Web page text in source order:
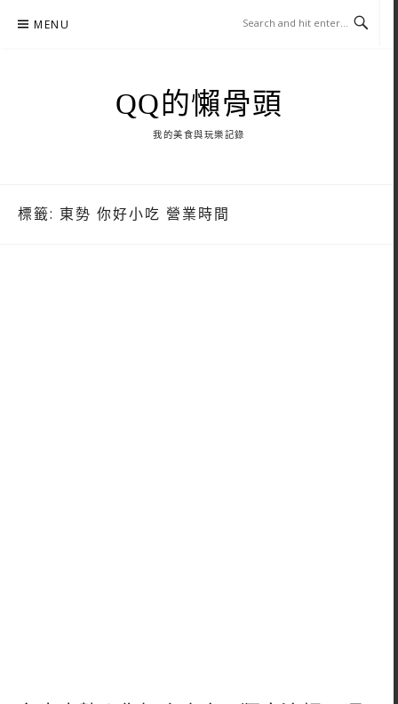
MENU
QQ的懶骨頭
我的美食與玩樂記錄
標籤: 東勢 你好小吃 營業時間